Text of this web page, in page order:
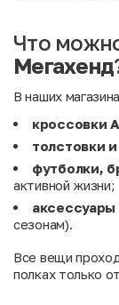
Что
Мегахенд
В наших
кроссовки
толстовки
футболки,
активной жизни;
сезонам).
Все вещи
полках только